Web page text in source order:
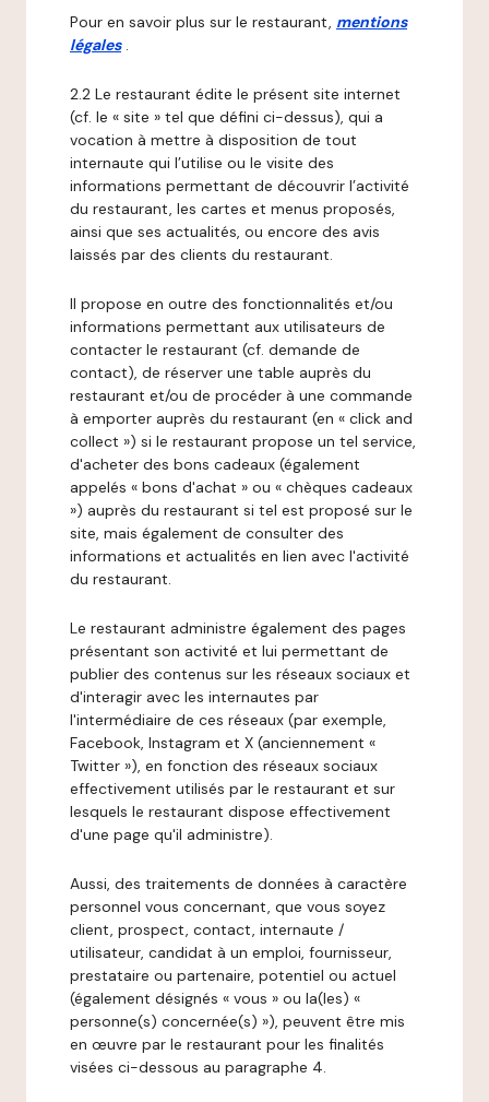
Pour en savoir plus sur le restaurant, mentions
légales .
2.2 Le restaurant édite le présent site internet
(cf. le « site » tel que défini ci-dessus), qui a
vocation à mettre à disposition de tout
internaute qui l’utilise ou le visite des
informations permettant de découvrir l’activité
du restaurant, les cartes et menus proposés,
ainsi que ses actualités, ou encore des avis
laissés par des clients du restaurant.
Il propose en outre des fonctionnalités et/ou
informations permettant aux utilisateurs de
contacter le restaurant (cf. demande de
contact), de réserver une table auprès du
restaurant et/ou de procéder à une commande
à emporter auprès du restaurant (en « click and
collect ») si le restaurant propose un tel service,
d'acheter des bons cadeaux (également
appelés « bons d'achat » ou « chèques cadeaux
») auprès du restaurant si tel est proposé sur le
site, mais également de consulter des
informations et actualités en lien avec l'activité
du restaurant.
Le restaurant administre également des pages
présentant son activité et lui permettant de
publier des contenus sur les réseaux sociaux et
d'interagir avec les internautes par
l'intermédiaire de ces réseaux (par exemple,
Facebook, Instagram et X (anciennement «
Twitter »), en fonction des réseaux sociaux
effectivement utilisés par le restaurant et sur
lesquels le restaurant dispose effectivement
d'une page qu'il administre).
Aussi, des traitements de données à caractère
personnel vous concernant, que vous soyez
client, prospect, contact, internaute /
utilisateur, candidat à un emploi, fournisseur,
prestataire ou partenaire, potentiel ou actuel
(également désignés « vous » ou la(les) «
personne(s) concernée(s) »), peuvent être mis
en œuvre par le restaurant pour les finalités
visées ci-dessous au paragraphe 4.